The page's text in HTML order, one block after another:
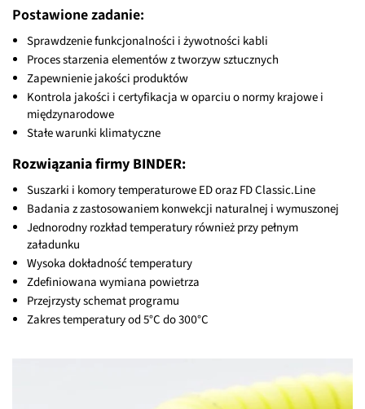
Postawione zadanie:
Sprawdzenie funkcjonalności i żywotności kabli
Proces starzenia elementów z tworzyw sztucznych
Zapewnienie jakości produktów
Kontrola jakości i certyfikacja w oparciu o normy krajowe i
międzynarodowe
Stałe warunki klimatyczne
Rozwiązania firmy BINDER:
Suszarki i komory temperaturowe ED oraz FD Classic.Line
Badania z zastosowaniem konwekcji naturalnej i wymuszonej
Jednorodny rozkład temperatury również przy pełnym
załadunku
Wysoka dokładność temperatury
Zdefiniowana wymiana powietrza
Przejrzysty schemat programu
Zakres temperatury od 5°C do 300°C